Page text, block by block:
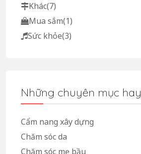
Khác(7)
Mua sắm(1)
Sức khỏe(3)
Những chuyên mục hay
Cẩm nang xây dựng
Chăm sóc da
Chăm sóc mẹ bầu